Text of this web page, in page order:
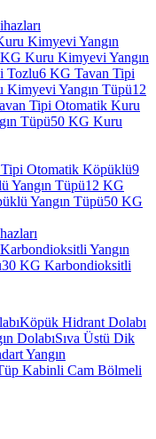
Kimyevi Yangın
Kuru Kimyevi Yangın
Tozlu6 KG Tavan Tipi
Yangın Tüpü12
Tipi Otomatik Kuru
Tüpü50 KG Kuru
Otomatik Köpüklü9
Yangın Tüpü12 KG
Yangın Tüpü50 KG
Yangın
30 KG Karbondioksitli
Köpük Hidrant Dolabı
DolabıSıva Üstü Dik
Yangın
Kabinli Cam Bölmeli